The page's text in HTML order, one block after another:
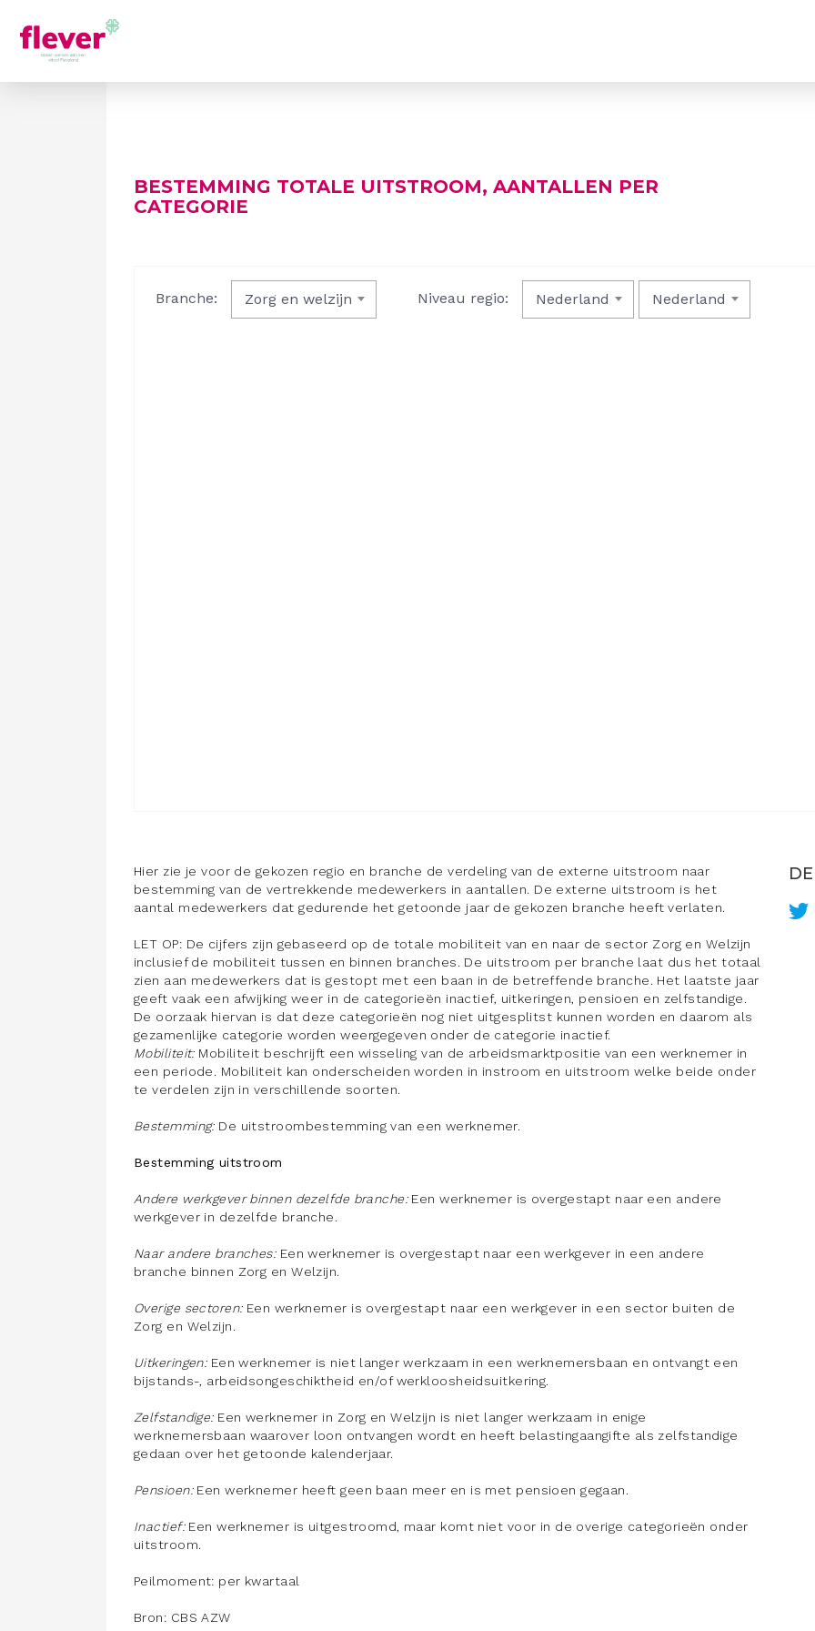
BESTEMMING TOTALE UITSTROOM, AANTALLEN PER
CATEGORIE
Hier zie je voor de gekozen regio en branche de verdeling van de externe uitstroom naar
bestemming van de vertrekkende medewerkers in aantallen. De externe uitstroom is het
aantal medewerkers dat gedurende het getoonde jaar de gekozen branche heeft verlaten.
LET OP: De cijfers zijn gebaseerd op de totale mobiliteit van en naar de sector Zorg en Welzijn
inclusief de mobiliteit tussen en binnen branches. De uitstroom per branche laat dus het totaal
zien aan medewerkers dat is gestopt met een baan in de betreffende branche. Het laatste jaar
geeft vaak een afwijking weer in de categorieën inactief, uitkeringen, pensioen en zelfstandige.
De oorzaak hiervan is dat deze categorieën nog niet uitgesplitst kunnen worden en daarom als
gezamenlijke categorie worden weergegeven onder de categorie inactief.
Mobiliteit: Mobiliteit beschrijft een wisseling van de arbeidsmarktpositie van een werknemer in
een periode. Mobiliteit kan onderscheiden worden in instroom en uitstroom welke beide onder
te verdelen zijn in verschillende soorten.
Bestemming: De uitstroombestemming van een werknemer.
Bestemming uitstroom
Andere werkgever binnen dezelfde branche: Een werknemer is overgestapt naar een andere
werkgever in dezelfde branche.
Naar andere branches: Een werknemer is overgestapt naar een werkgever in een andere
branche binnen Zorg en Welzijn.
Overige sectoren: Een werknemer is overgestapt naar een werkgever in een sector buiten de
Zorg en Welzijn.
Uitkeringen: Een werknemer is niet langer werkzaam in een werknemersbaan en ontvangt een
bijstands-, arbeidsongeschiktheid en/of werkloosheidsuitkering.
Zelfstandige: Een werknemer in Zorg en Welzijn is niet langer werkzaam in enige
werknemersbaan waarover loon ontvangen wordt en heeft belastingaangifte als zelfstandige
gedaan over het getoonde kalenderjaar.
Pensioen: Een werknemer heeft geen baan meer en is met pensioen gegaan.
Inactief: Een werknemer is uitgestroomd, maar komt niet voor in de overige categorieën onder
uitstroom.
Peilmoment: per kwartaal
Bron: CBS AZW